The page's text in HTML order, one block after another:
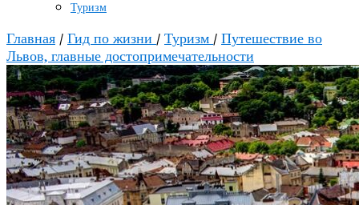
Туризм
Главная / Гид по жизни / Туризм / Путешествие во
Львов, главные достопримечательности